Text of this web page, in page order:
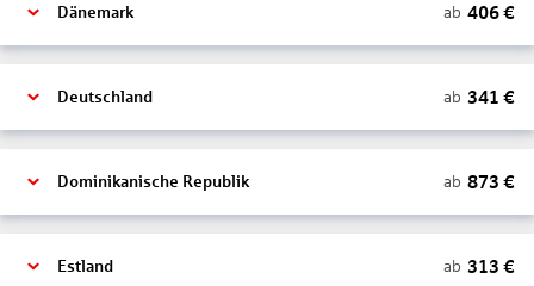
Dänemark ab 406€
Deutschland ab 341 €
Dominikanische Republik ab 873 €
Estland ab 313 €